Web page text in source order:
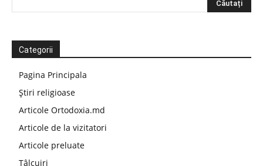
Categorii
Pagina Principala
Știri religioase
Articole Ortodoxia.md
Articole de la vizitatori
Articole preluate
Tâlcuiri